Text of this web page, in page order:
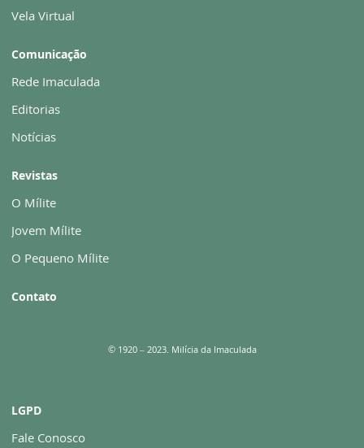
Vela Virtual
Comunicação
Rede Imaculada
Editorias
Notícias
Revistas
O Mílite
Jovem Mílite
O Pequeno Mílite
Contato
© 1920 – 2023. Milícia da Imaculada
LGPD
Fale Conosco